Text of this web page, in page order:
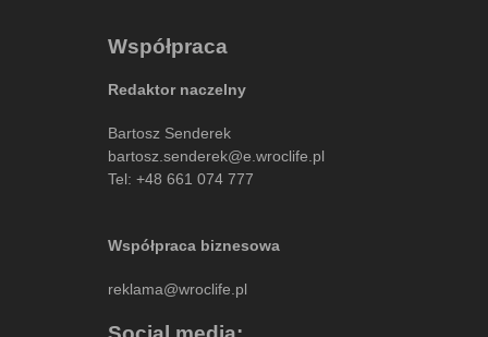
Współpraca
Redaktor naczelny
Bartosz Senderek
bartosz.senderek@e.wroclife.pl
Tel: +48 661 074 777
Współpraca biznesowa
reklama@wroclife.pl